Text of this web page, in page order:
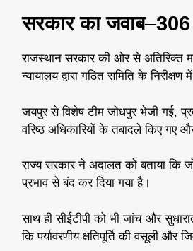
सरकार का जवाब–306
राजस्थान सरकार की ओर से अतिरिक्त
न्यायालय द्वारा गठित समिति के
जयपुर से विशेष टीम जोधपुर भेजी गई,
वरिष्ठ अधिकारियों के तबादले किए गए
राज्य सरकार ने अदालत को बताया कि
प्रभाव से बंद कर दिया गया है।
साथ ही सीईटीपी को भी जांच और
कि पर्यावरणीय क्षतिपूर्ति की वसूली और